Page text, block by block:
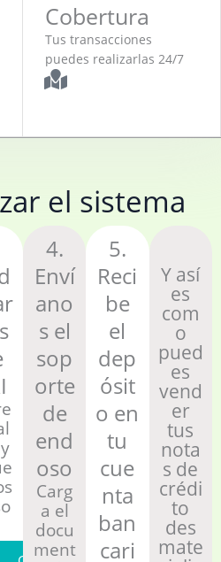
Cobertura
Tus transacciones
puedes realizarlas 24/7
el sistema
4.
Enví
ano
s el
sop
orte
de
end
oso
Carg
a el
docu
ment
5.
Reci
be
el
dep
ósit
o en
tu
cue
nta
ban
cari
Y así
es
com
o
pued
es
vend
er
tus
nota
s de
crédi
to
des
mate